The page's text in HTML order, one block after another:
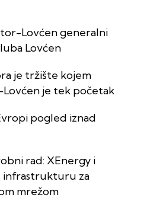
Lovćen generalni
Lovćen
je tržište kojem
je tek početak
pogled iznad
rad: XEnergy i
infrastrukturu za
mrežom